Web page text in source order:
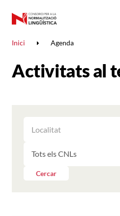
Inici Agenda
Activitats al
ELS
RESULTATS
LES
PER
LES
Cercar